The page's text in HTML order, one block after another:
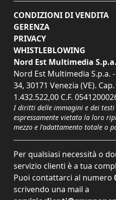
CONDIZIONI DI VENDITA
GERENZA
PRIVACY
WHISTLEBLOWING
Nord Est Multimedia S.p.a.
Nord Est Multimedia S.p.a.
34, 30171 Venezia (VE).
1.432.522,00 C.F.
I diritti delle immagini e dei testi
espressamente vietata la loro
mezzo e l'adattamento totale o
Per qualsiasi necessità o
servizio clienti è a tua
Puoi contattarci al numero
scrivendo una mail a